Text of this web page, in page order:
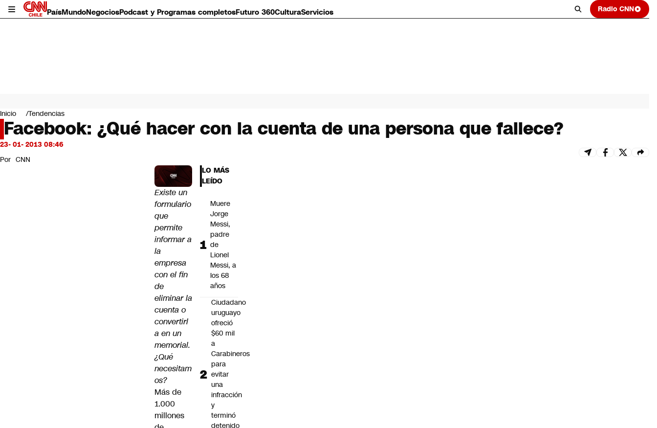
PaísMundoNegociosPodcast y Programas completosFuturo 360CulturaServicios Radio CNN
Mundo
Negocios
Deportes
Programas completos
Servicios
Inicio Tendencias
Facebook: ¿Qué hacer con la cuenta de una persona que fallece?
23- 01- 2013 08:46
Por CNN
Existe un
formulario
que
permite
informar a
la
empresa
con el fin
de
eliminar la
cuenta o
convertirl
a en un
memorial.
¿Qué
necesitam
os?
Más de
1.000
millones
LO MÁS
LEÍDO
Muere
Jorge
Messi,
padre
de
Lionel
Messi, a
los 68
años
Ciudadano
uruguayo
ofreció
$60 mil
a
Carabineros
para
evitar
una
infracción
y
terminó
detenido